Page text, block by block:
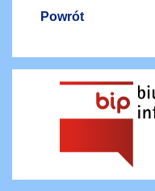
Powrót